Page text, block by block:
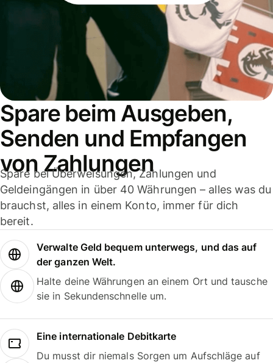
Spare beim Ausgeben,
Senden und Empfangen
von Zahlungen
Spare bei Überweisungen, Zahlungen und
Geldeingängen in über 40 Währungen – alles was du
brauchst, alles in einem Konto, immer für dich
bereit.
Verwalte Geld bequem unterwegs, und das auf
der ganzen Welt.
Halte deine Währungen an einem Ort und tausche
sie in Sekundenschnelle um.
Eine internationale Debitkarte
Du musst dir niemals Sorgen um Aufschläge auf